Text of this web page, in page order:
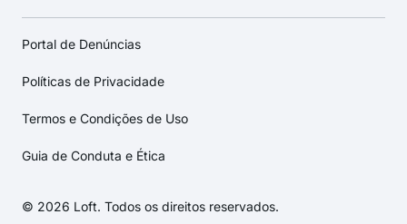
Portal de Denúncias
Políticas de Privacidade
Termos e Condições de Uso
Guia de Conduta e Ética
© 2026 Loft. Todos os direitos reservados.